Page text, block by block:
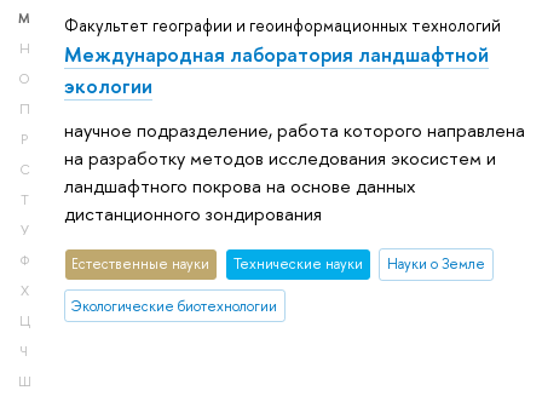
М
Н
О
П
Р
С
Т
У
Ф
Х
Ц
Ч
Ш
Факультет географии и геоинформационных технологий
Международная лаборатория ландшафтной
экологии
научное подразделение, работа которого направлена
на разработку методов исследования экосистем и
ландшафтного покрова на основе данных
дистанционного зондирования
Естественные науки Тех­ничес­кие науки Науки о Земле
Экологические биотехнологии